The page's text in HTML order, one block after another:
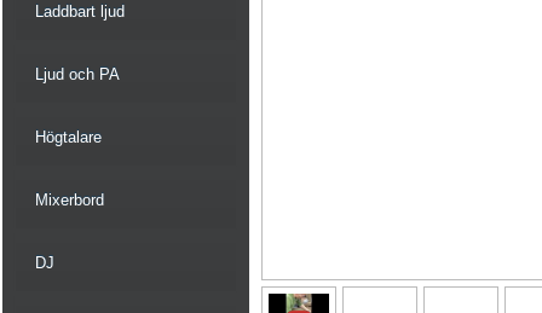
Laddbart ljud
Ljud och PA
Högtalare
Mixerbord
DJ